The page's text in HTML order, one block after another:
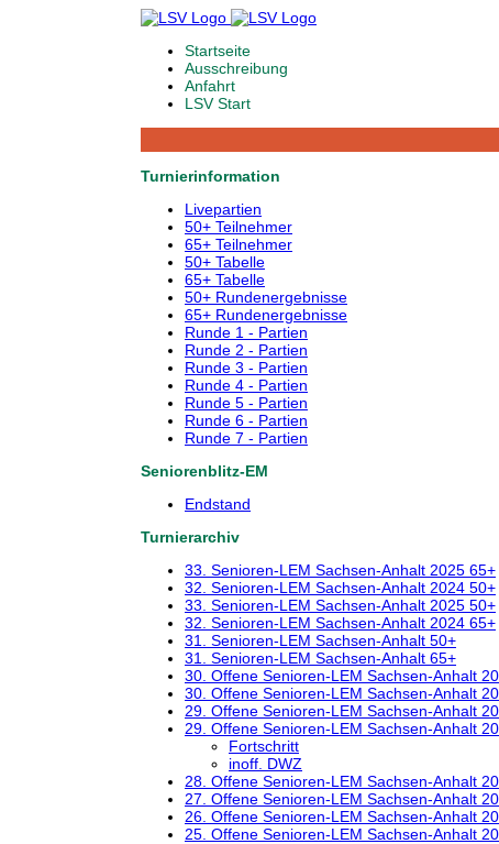
Startseite
Ausschreibung
Anfahrt
LSV Start
Turnierinformation
Livepartien
50+ Teilnehmer
65+ Teilnehmer
50+ Tabelle
65+ Tabelle
50+ Rundenergebnisse
65+ Rundenergebnisse
Runde 1 - Partien
Runde 2 - Partien
Runde 3 - Partien
Runde 4 - Partien
Runde 5 - Partien
Runde 6 - Partien
Runde 7 - Partien
Seniorenblitz-EM
Endstand
Turnierarchiv
33. Senioren-LEM Sachsen-Anhalt 2025 65+
32. Senioren-LEM Sachsen-Anhalt 2024 50+
33. Senioren-LEM Sachsen-Anhalt 2025 50+
32. Senioren-LEM Sachsen-Anhalt 2024 65+
31. Senioren-LEM Sachsen-Anhalt 50+
31. Senioren-LEM Sachsen-Anhalt 65+
30. Offene Senioren-LEM Sachsen-Anhalt
30. Offene Senioren-LEM Sachsen-Anhalt
29. Offene Senioren-LEM Sachsen-Anhalt
29. Offene Senioren-LEM Sachsen-Anhalt
Fortschritt
inoff. DWZ
28. Offene Senioren-LEM Sachsen-Anhalt
27. Offene Senioren-LEM Sachsen-Anhalt
26. Offene Senioren-LEM Sachsen-Anhalt
25. Offene Senioren-LEM Sachsen-Anhalt